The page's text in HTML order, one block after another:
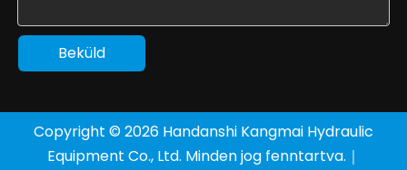
Beküld
Copyright © 2026 Handanshi Kangmai Hydraulic
Equipment Co., Ltd. Minden jog fenntartva.｜